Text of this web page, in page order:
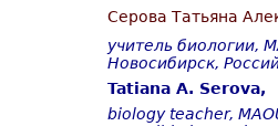
Серова Татьяна
учитель биологии,
Новосибирск,
Tatiana A. Serova,
biology teacher,